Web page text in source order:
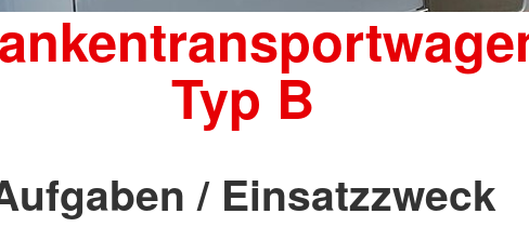
Typ B
/ Einsatzzweck